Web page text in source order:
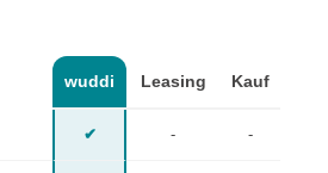
wuddi Leasing Kauf
✔ - -